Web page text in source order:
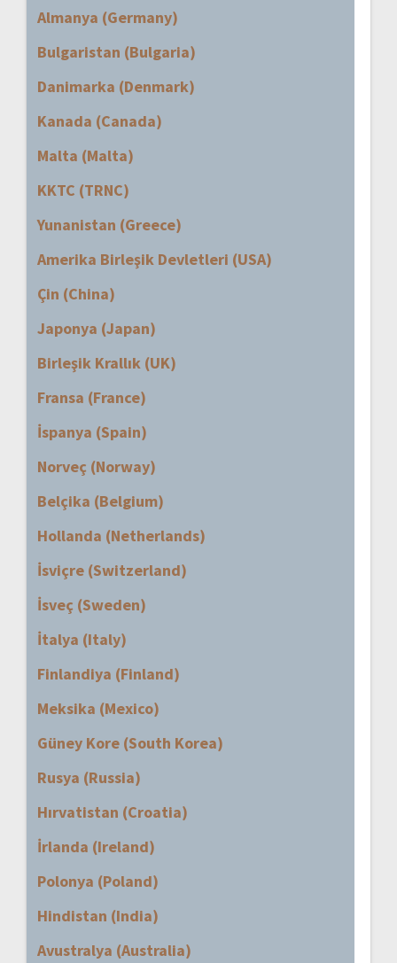
Almanya (Germany)
Bulgaristan (Bulgaria)
Danimarka (Denmark)
Kanada (Canada)
Malta (Malta)
KKTC (TRNC)
Yunanistan (Greece)
Amerika Birleşik Devletleri (USA)
Çin (China)
Japonya (Japan)
Birleşik Krallık (UK)
Fransa (France)
İspanya (Spain)
Norveç (Norway)
Belçika (Belgium)
Hollanda (Netherlands)
İsviçre (Switzerland)
İsveç (Sweden)
İtalya (Italy)
Finlandiya (Finland)
Meksika (Mexico)
Güney Kore (South Korea)
Rusya (Russia)
Hırvatistan (Croatia)
İrlanda (Ireland)
Polonya (Poland)
Hindistan (India)
Avustralya (Australia)